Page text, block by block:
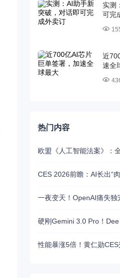
实测
可完
近
速全
热门内容
欧盟《人工智能法案》：
CES 2026前瞻：AI长出“肉
一夜变天！OpenAI痛失独
硬刚Gemini 3.0 Pro！Dee
性能暴涨5倍！黄仁勋